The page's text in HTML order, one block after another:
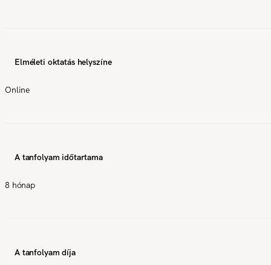
Elméleti oktatás helyszíne
Online
A tanfolyam időtartama
8 hónap
A tanfolyam díja